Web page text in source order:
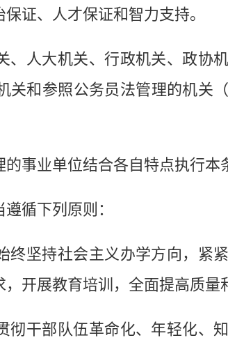
证、人才保证和智力支持。
大机关、行政机关、政协机
和参照公务员法管理的机关
业单位结合各自特点执行本
循下列原则：
坚持社会主义办学方向，紧
开展教育培训，全面提高质量
干部队伍革命化、年轻化、